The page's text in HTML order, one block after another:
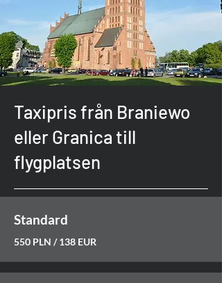
Taxipris från Braniewo
eller Granica till
flygplatsen
Standard
550 PLN / 138 EUR